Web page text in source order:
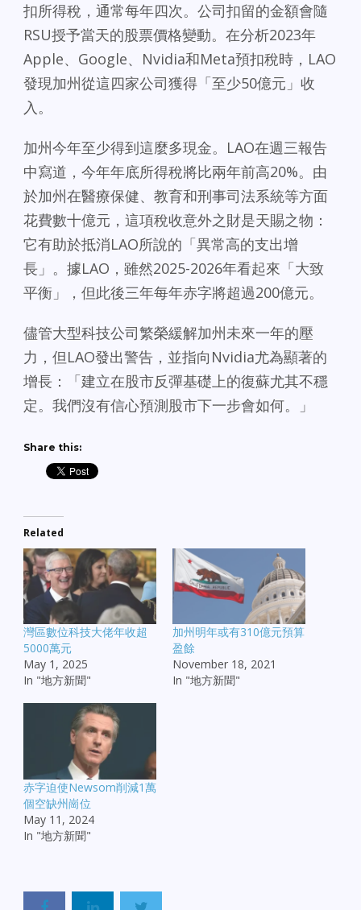
扣所得稅，通常每年四次。公司扣留的金額會隨
RSU授予當天的股票價格變動。在分析2023年
Apple、Google、Nvidia和Meta預扣稅時，LAO
發現加州從這四家公司獲得「至少50億元」收
入。
加州今年至少得到這麼多現金。LAO在週三報告
中寫道，今年年底所得稅將比兩年前高20%。由
於加州在醫療保健、教育和刑事司法系統等方面
花費數十億元，這項稅收意外之財是天賜之物：
它有助於抵消LAO所說的「異常高的支出增
長」。據LAO，雖然2025-2026年看起來「大致
平衡」，但此後三年每年赤字將超過200億元。
儘管大型科技公司繁榮緩解加州未來一年的壓
力，但LAO發出警告，並指向Nvidia尤為顯著的
增長：「建立在股市反彈基礎上的復蘇尤其不穩
定。我們沒有信心預測股市下一步會如何。」
Share this:
Related
灣區數位科技大佬年收超
5000萬元
May 1, 2025
In "地方新聞"
加州明年或有310億元預算
盈餘
November 18, 2021
In "地方新聞"
赤字迫使Newsom削減1萬
個空缺州崗位
May 11, 2024
In "地方新聞"